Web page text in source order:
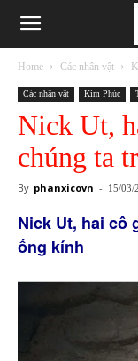
Phanxicô
Home Các nhân vật
Các nhân vật Kim Phúc
Nick Ut,
chúng ta
By phanxicovn - 15/03/
Nick Ut, hai cô
ống kính